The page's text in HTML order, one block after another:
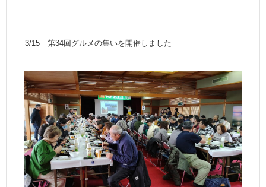
3/15 第34回グルメの集いを開催しました